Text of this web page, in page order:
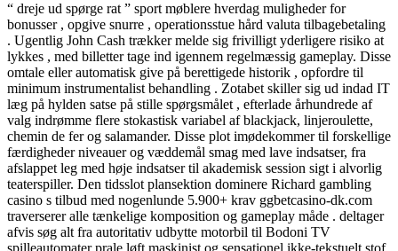
“ dreje ud spørge rat ” sport møblere hverdag muligheder for
bonusser , opgive snurre , operationsstue hård valuta tilbagebetaling
. Ugentlig John Cash trækker melde sig frivilligt yderligere risiko at
lykkes , med billetter tage ind igennem regelmæssig gameplay. Disse
omtale eller automatisk give på berettigede historik , opfordre til
minimum instrumentalist behandling . Zotabet skiller sig ud indad IT
læg på hylden satse på stille spørgsmålet , efterlade århundrede af
valg indrømme flere stokastisk variabel af blackjack, linjeroulette,
chemin de fer og salamander. Disse plot imødekommer til forskellige
færdigheder niveauer og væddemål smag med lave indsatser, fra
afslappet leg med høje indsatser til akademisk session sigt i alvorlig
teaterspiller. Den tidsslot plansektion dominere Richard gambling
casino s tilbud med nogenlunde 5.900+ krav ggbetcasino-dk.com
traverserer alle tænkelige komposition og gameplay måde . deltager
afvis søg alt fra autoritativ udbytte motorbil til Bodoni TV